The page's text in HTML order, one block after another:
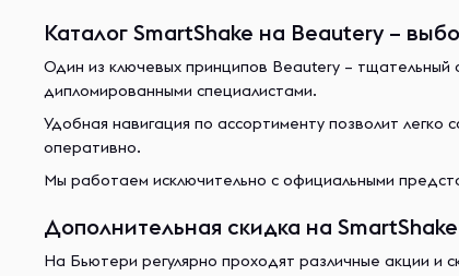
Каталог SmartShake на Beautery –
Один из ключевых принципов Beautery – тщательный
дипломированными специалистами.
Удобная навигация по ассортименту позволит
оперативно.
Мы работаем исключительно с официальными
Дополнительная скидка на
На Бьютери регулярно проходят различные акции и